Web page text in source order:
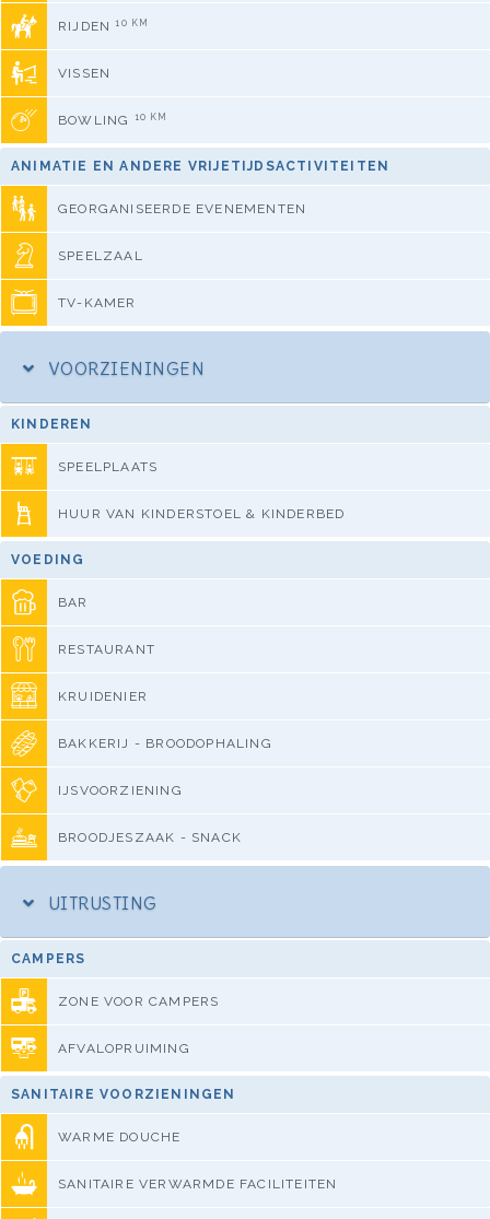
RIJDEN 10 KM
VISSEN
BOWLING 10 KM
ANIMATIE EN ANDERE VRIJETIJDSACTIVITEITEN
GEORGANISEERDE EVENEMENTEN
SPEELZAAL
TV-KAMER
VOORZIENINGEN
KINDEREN
SPEELPLAATS
HUUR VAN KINDERSTOEL & KINDERBED
VOEDING
BAR
RESTAURANT
KRUIDENIER
BAKKERIJ - BROODOPHALING
IJSVOORZIENING
BROODJESZAAK - SNACK
UITRUSTING
CAMPERS
ZONE VOOR CAMPERS
AFVALOPRUIMING
SANITAIRE VOORZIENINGEN
WARME DOUCHE
SANITAIRE VERWARMDE FACILITEITEN